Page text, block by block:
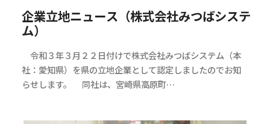
企業立地ニュース（株式会社みつばシステ
ム）
令和３年３月２２日付けで株式会社みつばシステム（本
社：愛知県）を県の立地企業として認定しましたのでお知
らせします。 同社は、宮崎県高原町…